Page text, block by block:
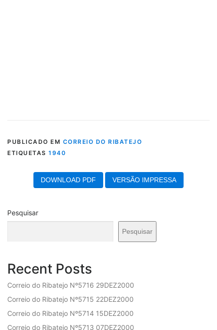
PUBLICADO EM CORREIO DO RIBATEJO
ETIQUETAS 1940
DOWNLOAD PDF VERSÃO IMPRESSA
Pesquisar
Pesquisar
Recent Posts
Correio do Ribatejo Nº5716 29DEZ2000
Correio do Ribatejo Nº5715 22DEZ2000
Correio do Ribatejo Nº5714 15DEZ2000
Correio do Ribatejo Nº5713 07DEZ2000